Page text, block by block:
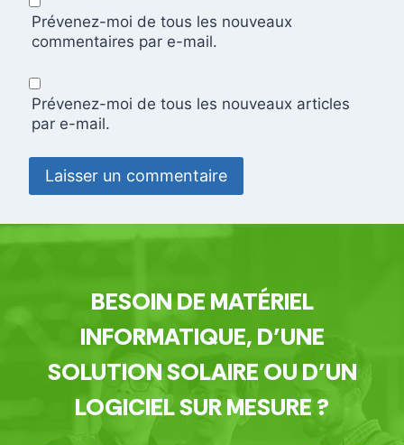
Prévenez-moi de tous les nouveaux
commentaires par e-mail.
Prévenez-moi de tous les nouveaux articles
par e-mail.
BESOIN DE MATÉRIEL
INFORMATIQUE, D’UNE
SOLUTION SOLAIRE OU D’UN
LOGICIEL SUR MESURE ?